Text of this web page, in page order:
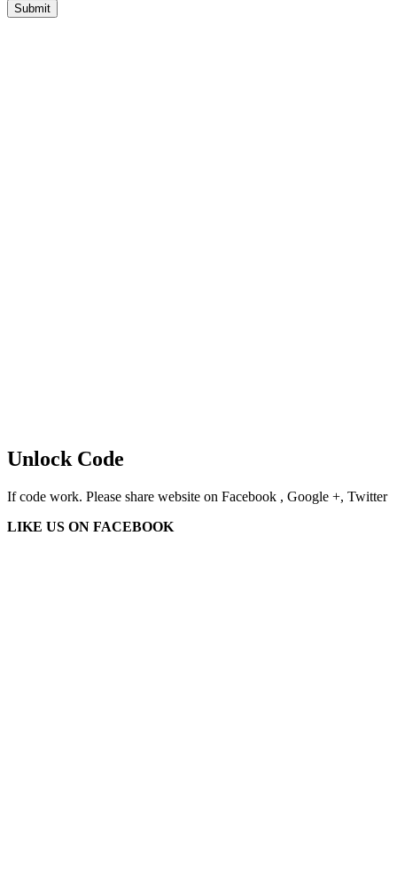
Submit
Unlock Code
If code work. Please share website on Facebook , Google +, Twitter
LIKE US ON FACEBOOK